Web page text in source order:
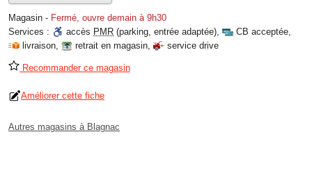
Magasin - Fermé, ouvre demain à 9h30
Services :
accès PMR (parking, entrée adaptée), CB acceptée,
livraison, retrait en magasin, service drive
Recommander ce magasin
Améliorer cette fiche
Autres magasins à Blagnac